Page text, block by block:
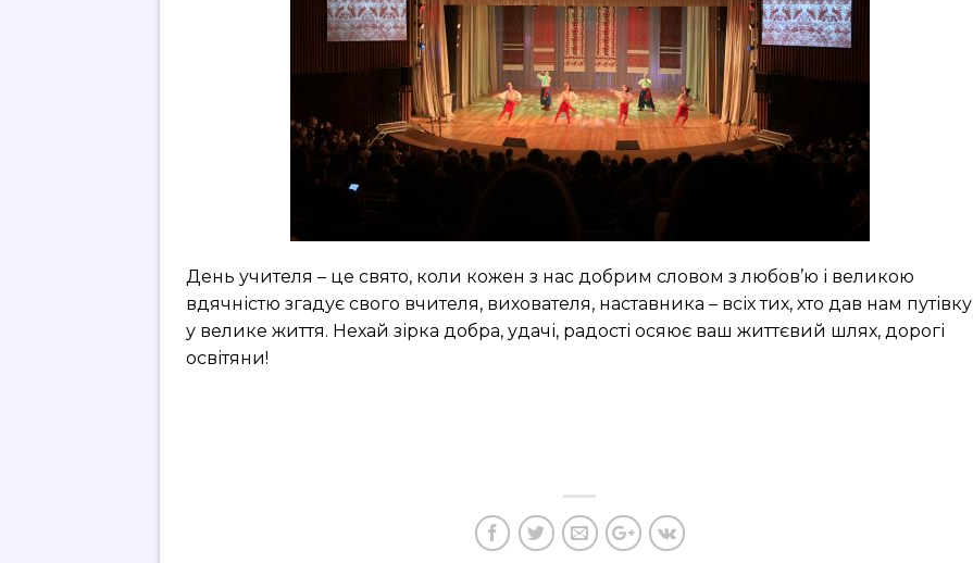
День учителя – це свято, коли кожен з нас добрим словом з любов’ю і великою
вдячністю згадує свого вчителя, вихователя, наставника – всіх тих, хто дав нам путівку
у велике життя. Нехай зірка добра, удачі, радості осяює ваш життєвий шлях, дорогі
освітяни!